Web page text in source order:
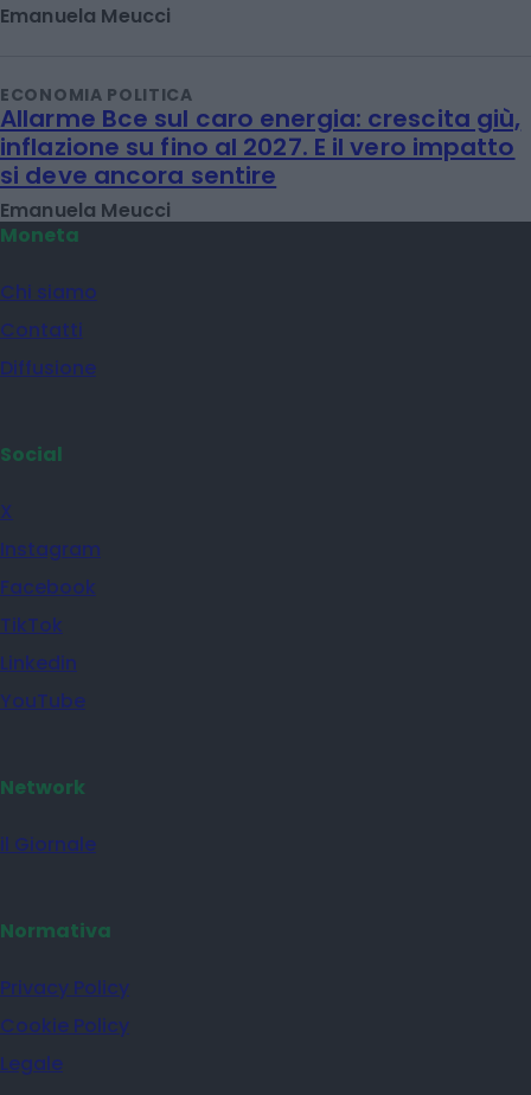
Emanuela Meucci
ECONOMIA POLITICA
Allarme Bce sul caro energia: crescita giù,
inflazione su fino al 2027. E il vero impatto
si deve ancora sentire
Emanuela Meucci
Moneta
Chi siamo
Contatti
Diffusione
Social
X
Instagram
Facebook
TikTok
Linkedin
YouTube
Network
il Giornale
Normativa
Privacy Policy
Cookie Policy
Legale